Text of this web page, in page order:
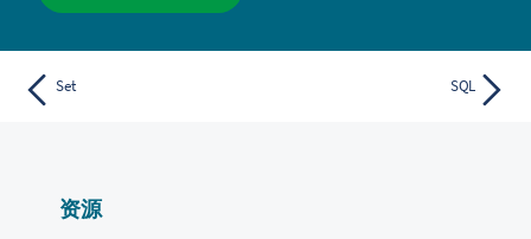
Set SQL
资源